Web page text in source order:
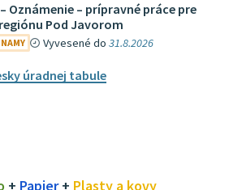
– Oznámenie – prípravné práce pre
Pod Javorom
Vyvesené do31.8.2026
úradnej tabule
+ Papier+ Plasty a kovy